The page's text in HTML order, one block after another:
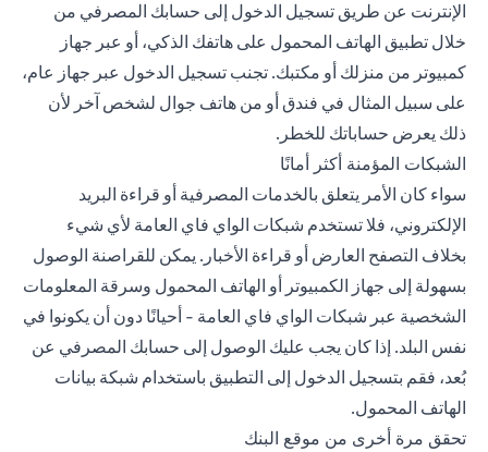
الإنترنت عن طريق تسجيل الدخول إلى حسابك المصرفي من
خلال تطبيق الهاتف المحمول على هاتفك الذكي، أو عبر جهاز
كمبيوتر من منزلك أو مكتبك. تجنب تسجيل الدخول عبر جهاز عام،
على سبيل المثال في فندق أو من هاتف جوال لشخص آخر لأن
ذلك يعرض حساباتك للخطر.
الشبكات المؤمنة أكثر أمانًا
سواء كان الأمر يتعلق بالخدمات المصرفية أو قراءة البريد
الإلكتروني، فلا تستخدم شبكات الواي فاي العامة لأي شيء
بخلاف التصفح العارض أو قراءة الأخبار. يمكن للقراصنة الوصول
بسهولة إلى جهاز الكمبيوتر أو الهاتف المحمول وسرقة المعلومات
الشخصية عبر شبكات الواي فاي العامة - أحيانًا دون أن يكونوا في
نفس البلد. إذا كان يجب عليك الوصول إلى حسابك المصرفي عن
بُعد، فقم بتسجيل الدخول إلى التطبيق باستخدام شبكة بيانات
الهاتف المحمول.
تحقق مرة أخرى من موقع البنك